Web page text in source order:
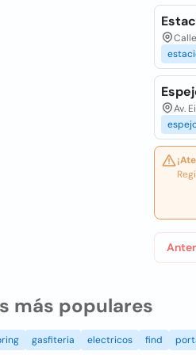
Av.
más populares
gasfiteria electricos find